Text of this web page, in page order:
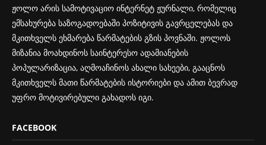
ჟოლო არის სამოტივაციო ინტერნეტ ჟურნალი, რომელიც
ემსახურება საზოგადოებაში პოზიტივის გავრცელებას და
მკითხველს ეხმარება წარმატების გზის პოვნაში. ჟოლოს
მიზანია მოახდინოს საინტერესო ადამიანების
პოპულარიზაცია, აღმოაჩინოს ახალი სახეები, გააცნოს
მკითხველს მათი წარმატების ისტორიები და ამით ბევრად
უფრო მოტივირებული გახადოს იგი.
FACEBOOK